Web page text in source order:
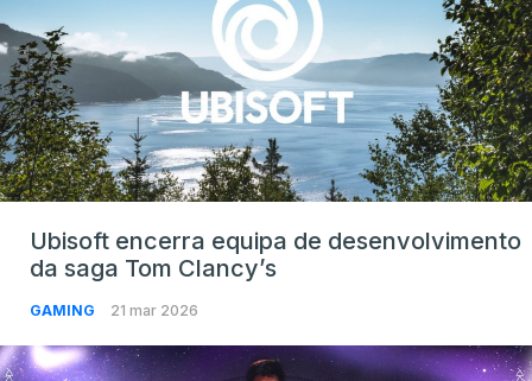
Ubisoft encerra equipa de desenvolvimento
da saga Tom Clancy’s
GAMING 21 mar 2026